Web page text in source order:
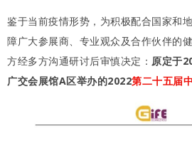
鉴于当前疫情形势，为积极配合国家和
障广大参展商、专业观众及合作伙伴的
方经多方沟通研讨后审慎决定： 原定于
广交会展馆A区举办的2022第二十五届